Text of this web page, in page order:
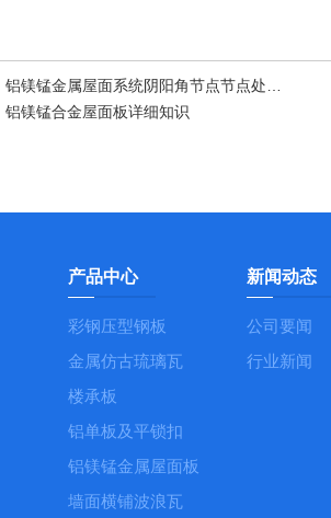
铝镁锰金属屋面系统阴阳角节点节点处理办法
铝镁锰合金屋面板详细知识
产品中心
彩钢压型钢板
金属仿古琉璃瓦
楼承板
铝单板及平锁扣
铝镁锰金属屋面板
墙面横铺波浪瓦
新闻动态
公司要闻
行业新闻